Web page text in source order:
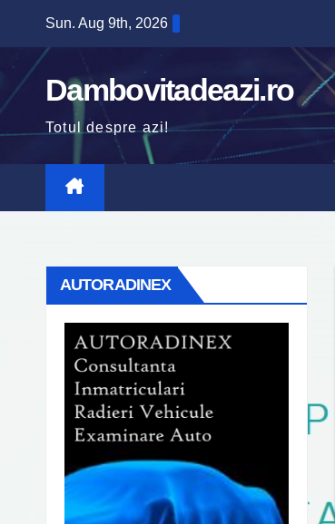
content
Sun. Aug 9th, 2026
Dambovitadeazi.ro
Totul despre azi!
AUTORADINEX